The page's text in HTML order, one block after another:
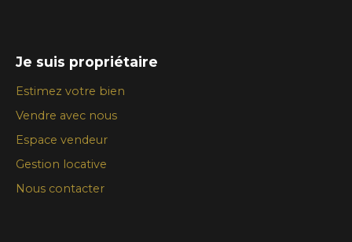
Je suis propriétaire
Estimez votre bien
Vendre avec nous
Espace vendeur
Gestion locative
Nous contacter